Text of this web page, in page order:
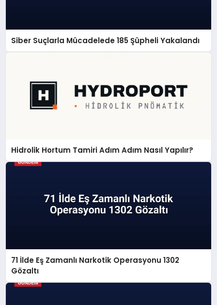
Siber Suçlarla Mücadelede 185 Şüpheli Yakalandı
Hidrolik Hortum Tamiri Adım Adım Nasıl Yapılır?
71 İlde Eş Zamanlı Narkotik Operasyonu 1302
Gözaltı